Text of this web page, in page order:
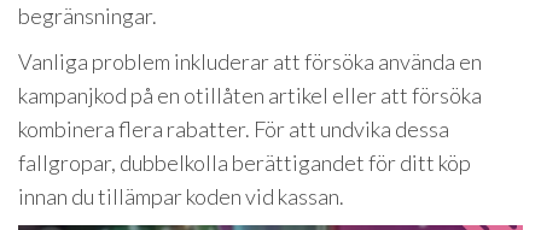
begränsningar.
Vanliga problem inkluderar att försöka använda en
kampanjkod på en otillåten artikel eller att försöka
kombinera flera rabatter. För att undvika dessa
fallgropar, dubbelkolla berättigandet för ditt köp
innan du tillämpar koden vid kassan.